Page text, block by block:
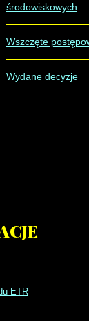
środowiskowych
Wszczęte
Wydane decyzje
ETR